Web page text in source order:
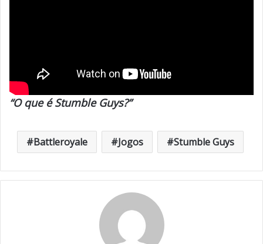
“O que é Stumble Guys?”
Battleroyale Jogos Stumble Guys